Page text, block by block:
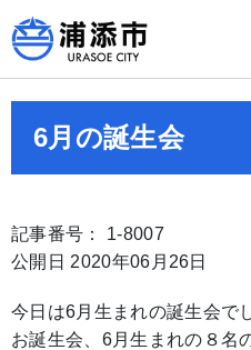
6月の誕生会
記事番号： 1-8007
公開日 2020年06月26日
今日は6月生まれの誕生会で
お誕生会、6月生まれの８名